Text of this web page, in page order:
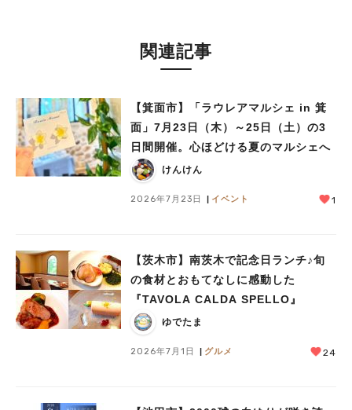
関連記事
【箕面市】「ラウレアマルシェ in 箕
面」7月23日（木）～25日（土）の3
日間開催。心ほどける夏のマルシェへ
けんけん
2026年7月23日 イベント 1
【茨木市】南茨木で記念日ランチ♪旬
の食材とおもてなしに感動した
『TAVOLA CALDA SPELLO』
ゆでたま
2026年7月1日 グルメ 24
人気のキーワード
#教えたい／教えて投稿記事#大阪学院大 商品開発プロジェクト
#あなたはどっち？